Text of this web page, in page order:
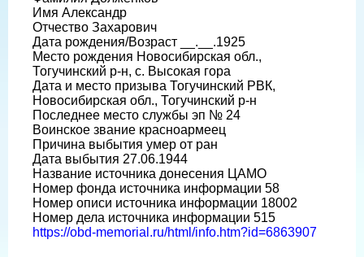
Имя Александр
Отчество Захарович
Дата рождения/Возраст __.__.1925
Место рождения Новосибирская обл.,
Тогучинский р-н, с. Высокая гора
Дата и место призыва Тогучинский РВК,
Новосибирская обл., Тогучинский р-н
Последнее место службы эп № 24
Воинское звание красноармеец
Причина выбытия умер от ран
Дата выбытия 27.06.1944
Название источника донесения ЦАМО
Номер фонда источника информации 58
Номер описи источника информации 18002
Номер дела источника информации 515
https://obd-memorial.ru/html/info.htm?id=6863907